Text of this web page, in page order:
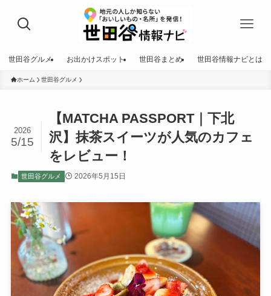
世田谷グルメ お出かけスポット 世田谷まとめ 世田谷情報ナビとは
ホーム 世田谷グルメ
【MATCHA PASSPORT｜下北
沢】抹茶スイーツが人気のカフェ
をレビュー！
2026
5/15
世田谷グルメ 2026年5月15日